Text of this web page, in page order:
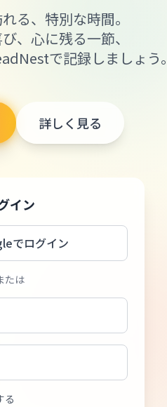
る、特別な時間。
、心に残る一節、
で記録しましょう
詳しく見る
イン
でログイン
たは
る